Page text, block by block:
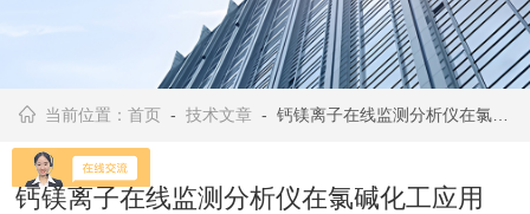
当前位置：首页 -技术文章 - 钙镁离子在线监测分析仪在氯碱化工应用
钙镁离子在线监测分析仪在氯碱化工应用